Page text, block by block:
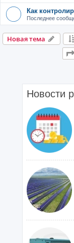
Как
Последнее
Новая тема
Новости